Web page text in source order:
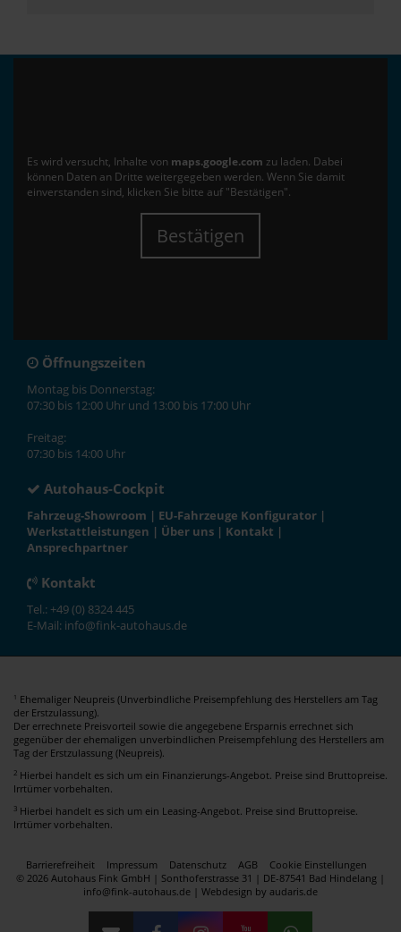
Es wird versucht, Inhalte von maps.google.com zu laden. Dabei
können Daten an Dritte weitergegeben werden. Wenn Sie damit
einverstanden sind, klicken Sie bitte auf "Bestätigen".
Bestätigen
Öffnungszeiten
Montag bis Donnerstag:
07:30 bis 12:00 Uhr und 13:00 bis 17:00 Uhr
Freitag:
07:30 bis 14:00 Uhr
Autohaus-Cockpit
Fahrzeug-Showroom | EU-Fahrzeuge Konfigurator |
Werkstattleistungen | Über uns | Kontakt |
Ansprechpartner
Kontakt
Tel.: +49 (0) 8324 445
E-Mail: info@fink-autohaus.de
1 Ehemaliger Neupreis (Unverbindliche Preisempfehlung des Herstellers am Tag
der Erstzulassung).
Der errechnete Preisvorteil sowie die angegebene Ersparnis errechnet sich
gegenüber der ehemaligen unverbindlichen Preisempfehlung des Herstellers am
Tag der Erstzulassung (Neupreis).
2 Hierbei handelt es sich um ein Finanzierungs-Angebot. Preise sind Bruttopreise.
Irrtümer vorbehalten.
3 Hierbei handelt es sich um ein Leasing-Angebot. Preise sind Bruttopreise.
Irrtümer vorbehalten.
Barrierefreiheit Impressum Datenschutz AGB
Cookie Einstellungen
© 2026 Autohaus Fink GmbH | Sonthoferstrasse 31 | DE-87541 Bad Hindelang |
info@fink-autohaus.de | Webdesign by audaris.de